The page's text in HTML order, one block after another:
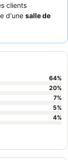
clients
d'une salle de
Le personnel
délicieux et
plus calme, les
sur le jardin.
64%
20%
7%
5%
4%